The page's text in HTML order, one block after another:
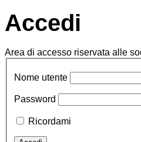
Accedi
Area di accesso riservata alle
Nome utente
Password
Ricordami